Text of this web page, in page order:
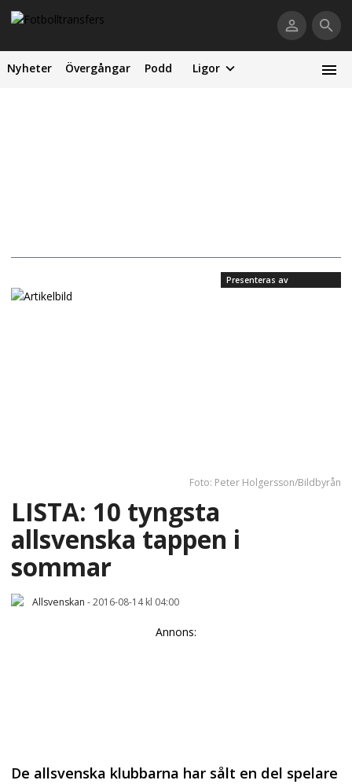
Nyheter Övergångar Podd Ligor
Presenteras av
Foto: Peter Holgersson/Bildbyrån
LISTA: 10 tyngsta
allsvenska tappen i
sommar
Allsvenskan -2016-08-14 kl 04:00
Annons:
De allsvenska klubbarna har sålt en del spelare